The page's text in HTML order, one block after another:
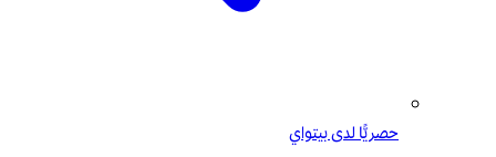
حصريًّا لدى بيتواي